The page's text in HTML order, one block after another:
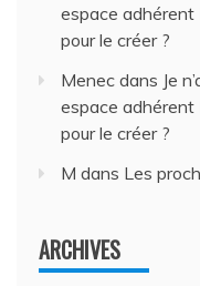
espace adhérent
pour le créer ?
Menec dans Je
espace adhérent
pour le créer ?
M dans Les
ARCHIVES